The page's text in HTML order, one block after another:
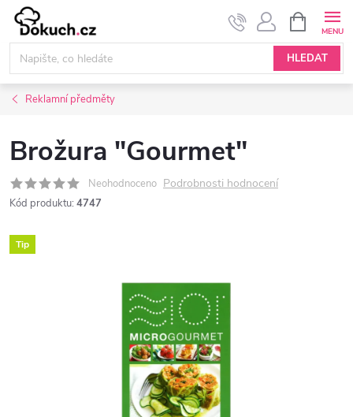
Přejít
obsah
HLEDAT
NÁKUPNÍ
KOŠÍK
Reklamní předměty
Brožura "Gourmet"
Neohodnoceno Podrobnosti hodnocení
Kód produktu: 4747
Tip